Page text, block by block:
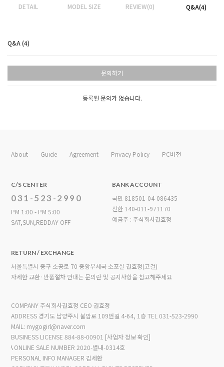
DETAIL MODEL SIZE REVIEW(0) Q&A(4)
Q&A (4)
문의하기
등록된 문의가 없습니다.
About Guide Agreement Privacy Policy PC버전
C/S CENTER
031-523-2990
PM 1:00 - PM 5:00
SAT,SUN,REDDAY OFF
BANK ACCOUNT
국민 818501-04-086435
신한 140-011-971170
예금주 : 주식회사권효정
RETURN / EXCHANGE
서울특별시 중구 소공로 70 중앙우체국 소포실 권효정(고걸)
자세한 교환·반품절차 안내는 문의란 및 공지사항을 참고해주세요
COMPANY 주식회사권효정 CEO 권효정
ADDRESS 경기도 남양주시 불암로 109번길 4-64, 1층TEL 031-523-2990
MAIL: mygogirl@naver.com
BUSINESS LICENSE 884-88-00901 [사업자 정보 확인]
\ ONLINE SALE NUMBER 2020-별내-0314호
PERSONAL INFO MANAGER 김세환